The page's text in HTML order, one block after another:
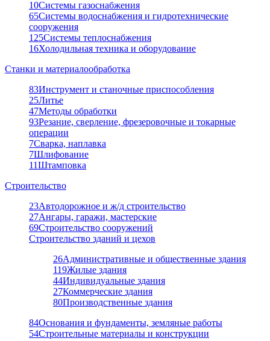
10Системы газоснабжения
65Системы водоснабжения и гидротехнические
сооружения
125Системы теплоснабжения
16Холодильная техника и оборудование
Станки и материалообработка
83Инструмент и станочные приспособления
25Литье
47Методы обработки
93Резание, сверление, фрезеровочные и токарные
операции
7Сварка, наплавка
7Шлифование
11Штамповка
Строительство
23Автодорожное и ж/д строительство
27Ангары, гаражи, мастерские
69Строительство сооружений
Строительство зданий и цехов
26Административные и общественные здания
119Жилые здания
44Индивидуальные здания
27Коммерческие здания
80Производственные здания
84Основания и фундаменты, земляные работы
54Строительные материалы и конструкции